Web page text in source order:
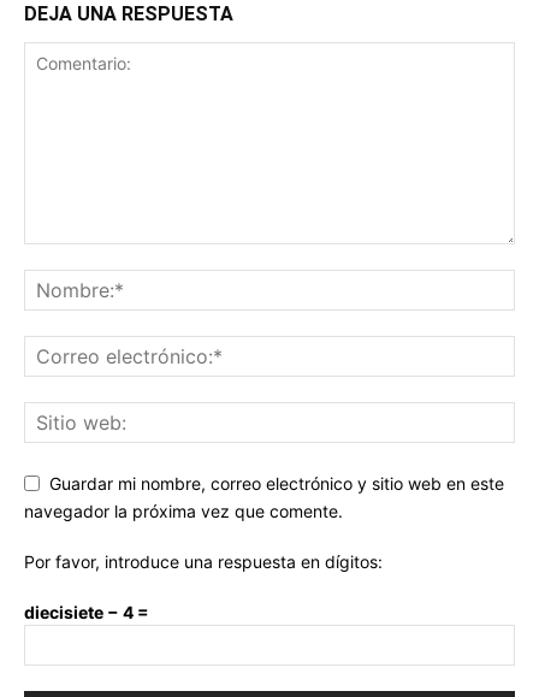
DEJA UNA RESPUESTA
Guardar mi nombre, correo electrónico y sitio web en este
navegador la próxima vez que comente.
Por favor, introduce una respuesta en dígitos:
diecisiete − 4 =